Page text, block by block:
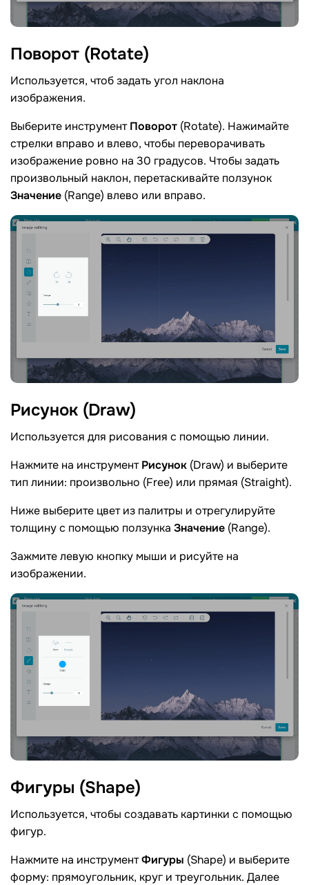
Поворот (Rotate)
Используется, чтоб задать угол наклона
изображения.
Выберите инструментПоворот (Rotate). Нажимайте
стрелки вправо и влево, чтобы переворачивать
изображение ровно на 30 градусов. Чтобы задать
произвольный наклон, перетаскивайте ползунок
Значение (Range) влево или вправо.
Рисунок (Draw)
Используется для рисования с помощью линии.
Нажмите на инструментРисунок (Draw) и выберите
тип линии: произвольно (Free) или прямая (Straight).
Ниже выберите цвет из палитры и отрегулируйте
толщину с помощью ползунка Значение (Range).
Зажмите левую кнопку мыши и рисуйте на
изображении.
Фигуры (Shape)
Используется, чтобы создавать картинки с помощью
фигур.
Нажмите на инструментФигуры (Shape) и выберите
форму: прямоугольник, круг и треугольник. Далее